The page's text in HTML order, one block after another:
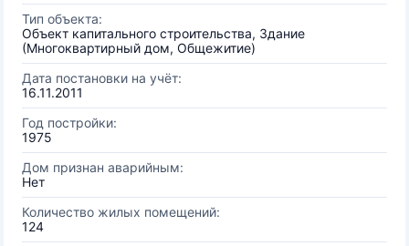
Тип объекта:
Объект капитального строительства, Здание
(Многоквартирный дом, Общежитие)
Дата постановки на учёт:
16.11.2011
Год постройки:
1975
Дом признан аварийным:
Нет
Количество жилых помещений:
124